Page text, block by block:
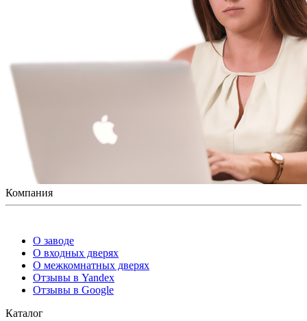
Компания
О заводе
О входных дверях
О межкомнатных дверях
Отзывы в Yandex
Отзывы в Google
Каталог